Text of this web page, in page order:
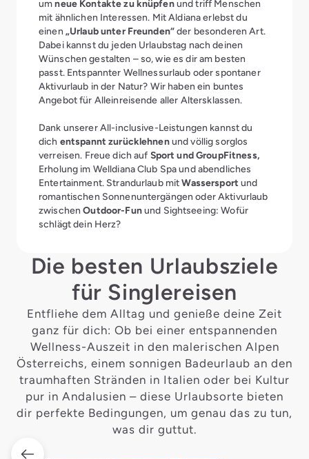
umneue Kontakte zu knüpfenund triff Menschen
mit ähnlichen Interessen. Mit Aldiana erlebst du
einen „Urlaub unter Freunden“der besonderen Art.
Dabei kannst du jeden Urlaubstag nach deinen
Wünschen gestalten – so, wie es dir am besten
passt. Entspannter Wellnessurlaub oder spontaner
Aktivurlaub in der Natur? Wir haben ein buntes
Angebot für Alleinreisende aller Altersklassen.
Dank unserer All-inclusive-Leistungen kannst du
dich entspannt zurücklehnenund völlig sorglos
verreisen. Freue dich auf Sport und GroupFitness,
Erholung im Welldiana Club Spa und abendliches
Entertainment. Strandurlaub mitWassersport und
romantischen Sonnenuntergängen oder Aktivurlaub
zwischenOutdoor-Funund Sightseeing: Wofür
schlägt dein Herz?
Die besten Urlaubsziele
für Singlereisen
Entfliehe dem Alltag und genieße deine Zeit
ganz für dich: Ob bei einer entspannenden
Wellness-Auszeit in den malerischen Alpen
Österreichs, einem sonnigen Badeurlaub an den
traumhaften Stränden in Italien oder bei Kultur
pur in Andalusien – diese Urlaubsorte bieten
dir perfekte Bedingungen, um genau das zu tun,
was dir guttut.